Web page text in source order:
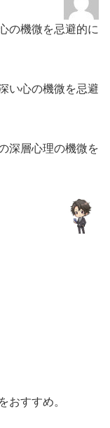
の機微を忌避的に
い心の機微を忌避
深層心理の機微を
おすすめ。